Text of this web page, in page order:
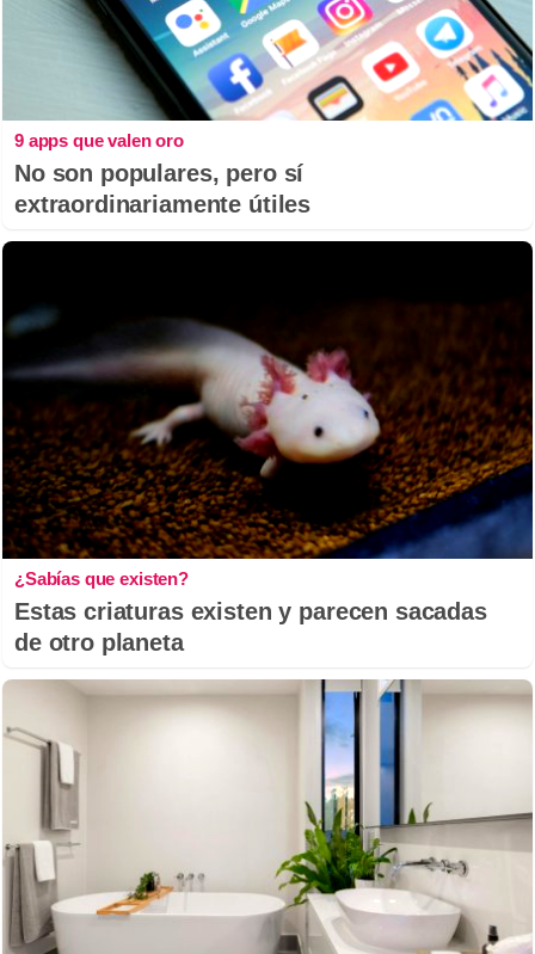
9 apps que valen oro
No son populares, pero sí
extraordinariamente útiles
¿Sabías que existen?
Estas criaturas existen y parecen sacadas
de otro planeta